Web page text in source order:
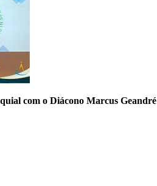
com o Diácono Marcus Geandré